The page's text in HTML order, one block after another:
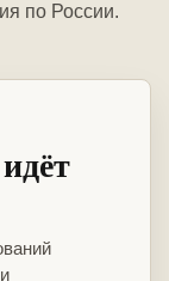
по России.